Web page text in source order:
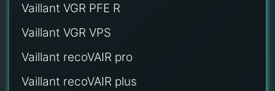
Vaillant VGR PFE R
Vaillant VGR VPS
Vaillant recoVAIR pro
Vaillant recoVAIR plus